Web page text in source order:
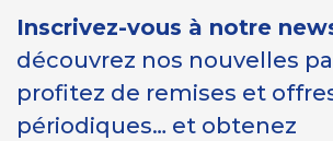
Inscrivez-vous à notre
découvrez nos nouvelles
profitez de remises et
périodiques… et obtenez